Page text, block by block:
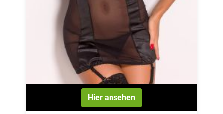
Hier ansehen